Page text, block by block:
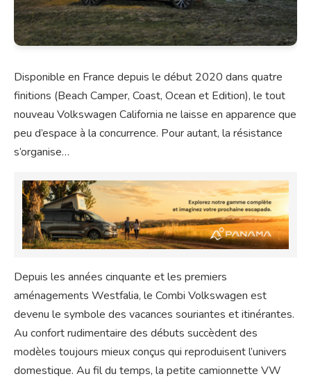
Disponible en France depuis le début 2020 dans quatre
finitions (Beach Camper, Coast, Ocean et Edition), le tout
nouveau Volkswagen California ne laisse en apparence que
peu d’espace à la concurrence. Pour autant, la résistance
s’organise…
Depuis les années cinquante et les premiers
aménagements Westfalia, le Combi Volkswagen est
devenu le symbole des vacances souriantes et itinérantes.
Au confort rudimentaire des débuts succèdent des
modèles toujours mieux conçus qui reproduisent l’univers
domestique. Au fil du temps, la petite camionnette VW